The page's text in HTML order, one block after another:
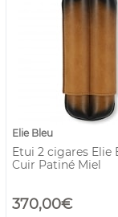
Elie Bleu
Etui 2 cigares Elie
Cuir Patiné Miel
370,00€